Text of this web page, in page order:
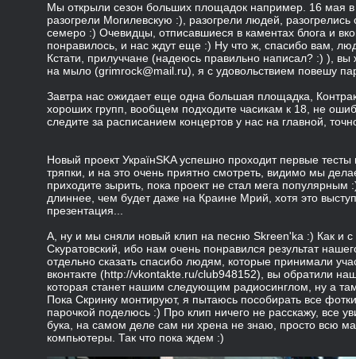
Мы открыли сезон больших площадок например. 16 мая
разогрели Могилевскую :), разогрели людей,
семеро :) Очевидцы, отписавшиеся в каментах блога и
понравилось, и нас ждут еще :) Ну что ж, спасибо вам,
Кстати, прилуччане (надеюсь правильно написал? :) ),
на мыло (grimrock@mail.ru), я с удовольствием повешу
Завтра нас ожидает еще одна большая площадка,
хороших групп, вообщем подходите часикам к 18, не
следите за расписанием концертов у нас на главной,
Новый проект УкраїнSKA успешно проходит первые
тряпки, и на это очень приятно смотреть, видимо мы
приходите зырить, пока проект не стал мега
длиннее, чем будет даже на Краине Мрий, хотя это
презентация...
А, ну и мы сняли новый клип на песню Skreen'ka :) Как и с
Скуратовский, ибо нам очень понравился результат
отдельно сказать спасибо людям, которые принимали
вконтакте (http://vkontakte.ru/club948152), вы обратили
которая станет нашим следующим радиосинглом, ну а
Пока Скринку монтируют, я пытаюсь пособирать все
парочкой поделюсь :) Про клип ничего не расскажу, все
бука, на самом деле сам ни хрена не знаю, просто всю
компьютеры. Так что пока ждем :)